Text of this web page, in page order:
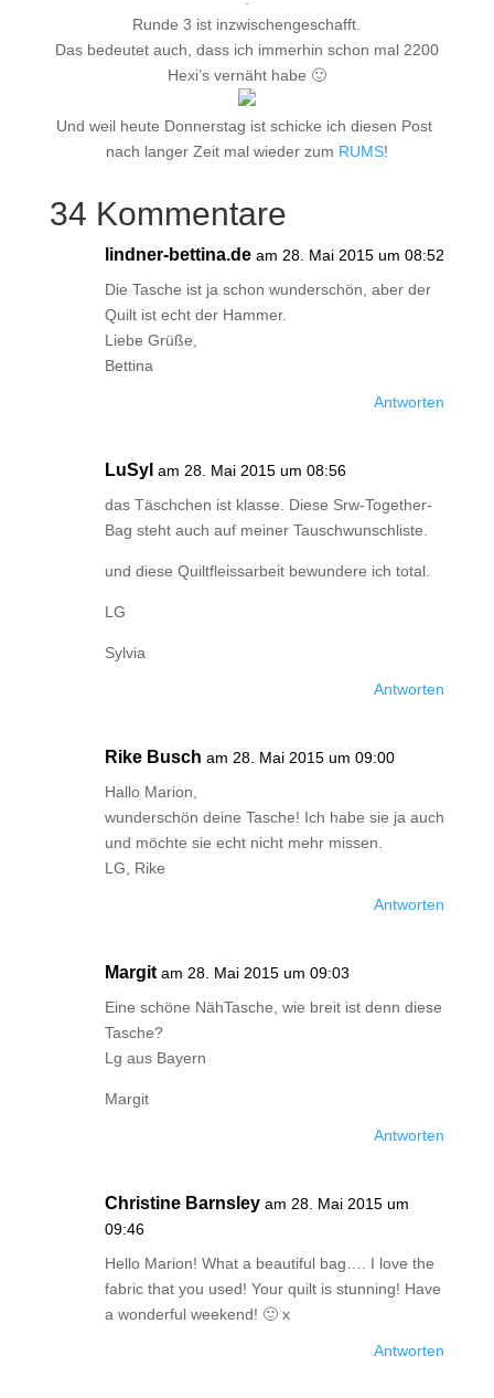
Runde 3 ist inzwischengeschafft.
Das bedeutet auch, dass ich immerhin schon mal 2200
Hexi’s vernäht habe 🙂
Und weil heute Donnerstag ist schicke ich diesen Post
nach langer Zeit mal wieder zum RUMS!
34 Kommentare
lindner-bettina.de am 28. Mai 2015 um 08:52
Die Tasche ist ja schon wunderschön, aber der
Quilt ist echt der Hammer.
Liebe Grüße,
Bettina
Antworten
LuSyl am 28. Mai 2015 um 08:56
das Täschchen ist klasse. Diese Srw-Together-
Bag steht auch auf meiner Tauschwunschliste.
und diese Quiltfleissarbeit bewundere ich total.
LG
Sylvia
Antworten
Rike Busch am 28. Mai 2015 um 09:00
Hallo Marion,
wunderschön deine Tasche! Ich habe sie ja auch
und möchte sie echt nicht mehr missen.
LG, Rike
Antworten
Margit am 28. Mai 2015 um 09:03
Eine schöne NähTasche, wie breit ist denn diese
Tasche?
Lg aus Bayern
Margit
Antworten
Christine Barnsley am 28. Mai 2015 um
09:46
Hello Marion! What a beautiful bag…. I love the
fabric that you used! Your quilt is stunning! Have
a wonderful weekend! 🙂 x
Antworten